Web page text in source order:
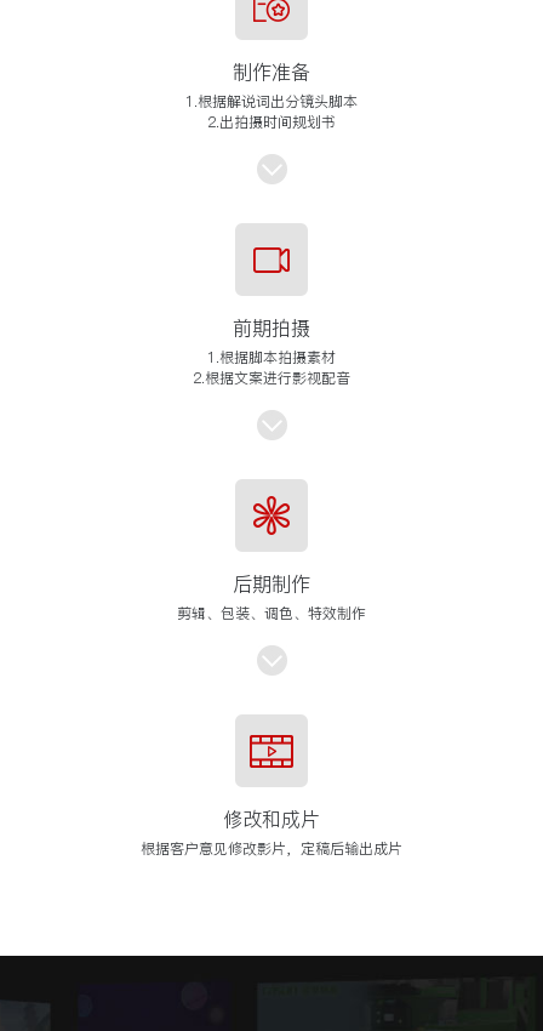
制作准备
1.根据解说词出分镜头脚本
2.出拍摄时间规划书
前期拍摄
1.根据脚本拍摄素材
2.根据文案进行影视配音
后期制作
剪辑、包装、调色、特效制作
修改和成片
根据客户意见修改影片，定稿后输出成片